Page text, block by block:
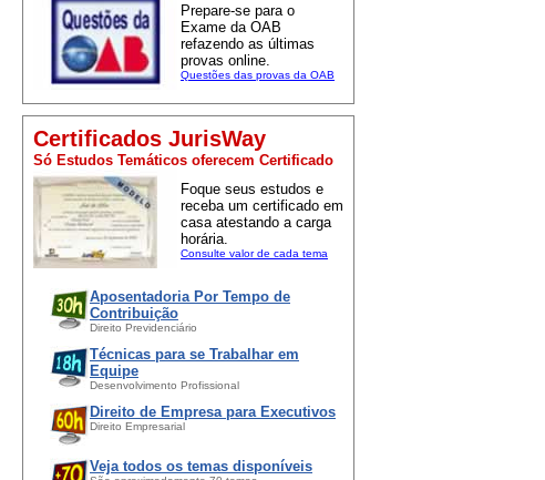
Prepare-se para o
Exame da OAB
refazendo as últimas
provas online.
Questões das provas da OAB
Certificados JurisWay
Só Estudos Temáticos oferecem Certificado
Foque seus estudos e
receba um certificado em
casa atestando a carga
horária.
Consulte valor de cada tema
Aposentadoria Por Tempo de
Contribuição
Direito Previdenciário
Técnicas para se Trabalhar em
Equipe
Desenvolvimento Profissional
Direito de Empresa para Executivos
Direito Empresarial
Veja todos os temas disponíveis